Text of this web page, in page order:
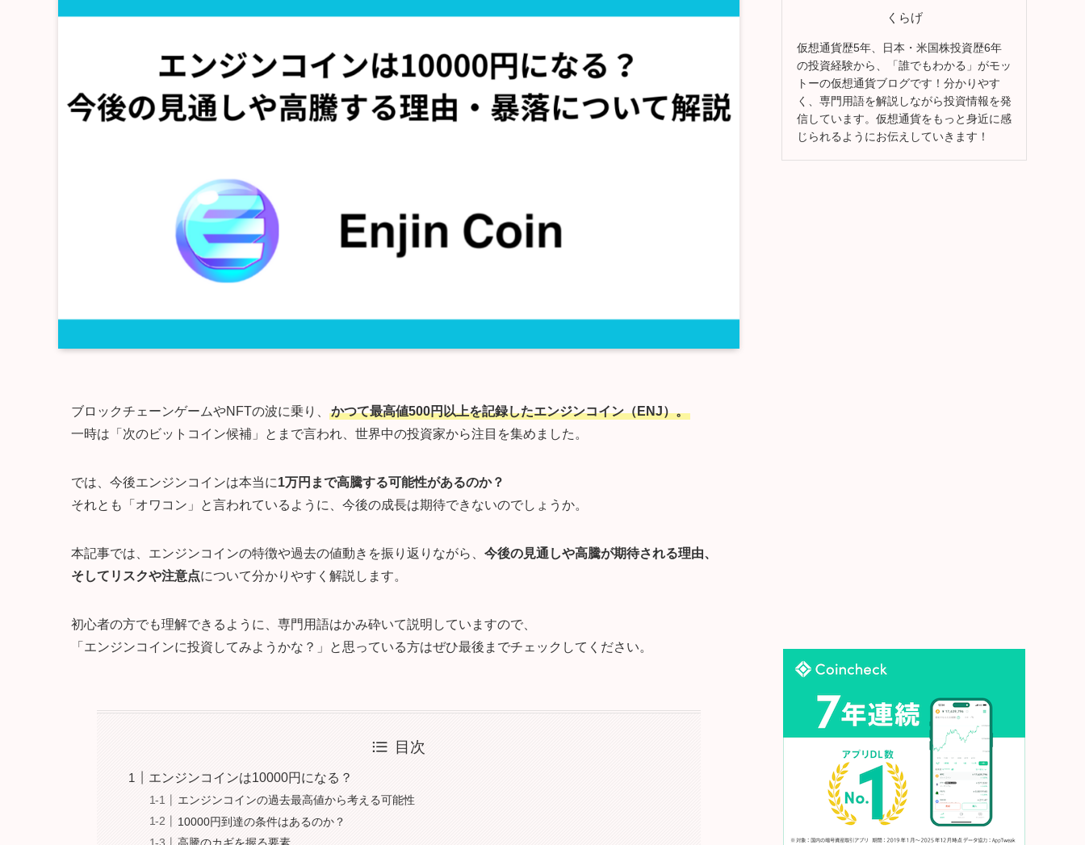
ブロックチェーンゲームやNFTの波に乗り、
かつて最高値500円以上を記録したエンジンコイン（ENJ）。
一時は「次のビットコイン候補」とまで言われ、世界中の投資家から注目を集めました。
では、今後エンジンコインは本当に1万円まで高騰する可能性があるのか？
それとも「オワコン」と言われているように、今後の成長は期待できないのでしょうか。
本記事では、エンジンコインの特徴や過去の値動きを振り返りながら、 今後の見通しや高騰が期待される理由、
そしてリスクや注意点について分かりやすく解説します。
初心者の方でも理解できるように、専門用語はかみ砕いて説明していますので、
「エンジンコインに投資してみようかな？」と思っている方はぜひ最後までチェックしてください。
目次
エンジンコインは10000円になる？
エンジンコインの過去最高値から考える可能性
10000円到達の条件はあるのか？
くらげ
仮想通貨歴5年、日本・米国株投資歴6年
の投資経験から、「誰でもわかる」がモッ
トーの仮想通貨ブログです！分かりやす
く、専門用語を解説しながら投資情報を発
信しています。仮想通貨をもっと身近に感
じられるようにお伝えしていきます！